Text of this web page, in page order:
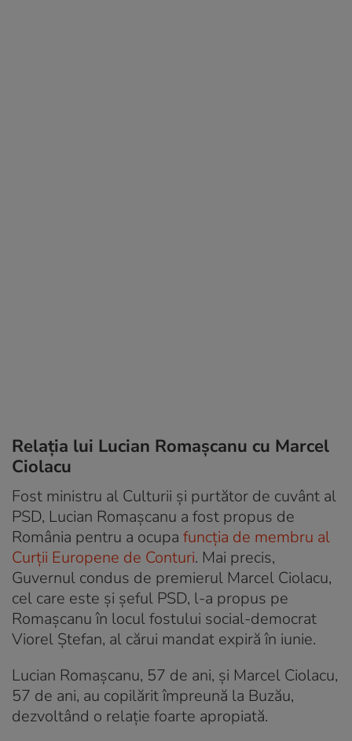
Relația lui Lucian Romașcanu cu Marcel
Ciolacu
Fost ministru al Culturii și purtător de cuvânt al
PSD, Lucian Romașcanu a fost propus de
România pentru a ocupa funcția de membru al
Curții Europene de Conturi. Mai precis,
Guvernul condus de premierul Marcel Ciolacu,
cel care este și șeful PSD, l-a propus pe
Romașcanu în locul fostului social-democrat
Viorel Ștefan, al cărui mandat expiră în iunie.
Lucian Romașcanu, 57 de ani, și Marcel Ciolacu,
57 de ani, au copilărit împreună la Buzău,
dezvoltând o relație foarte apropiată.